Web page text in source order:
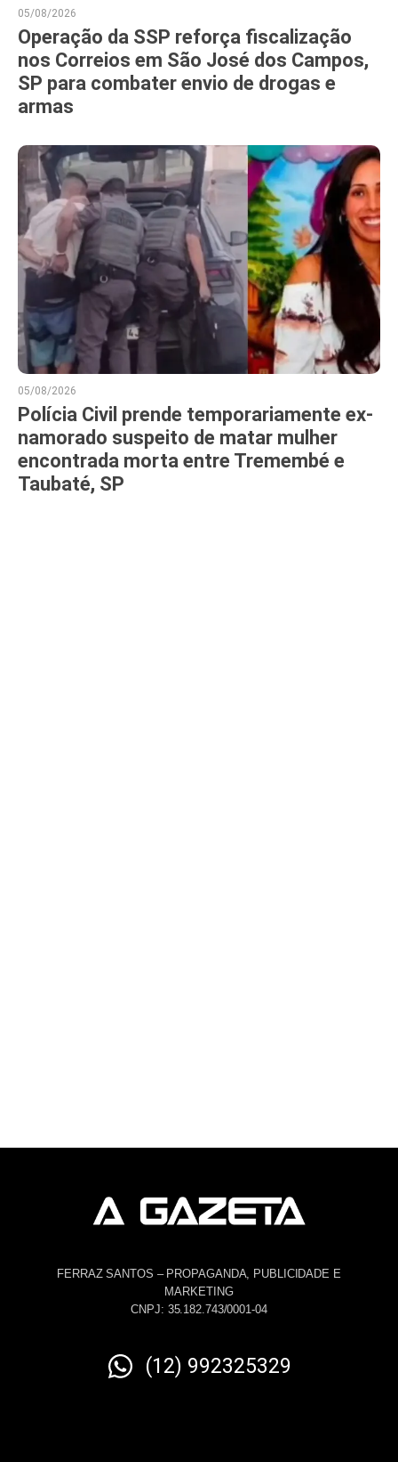
05/08/2026
Operação da SSP reforça fiscalização
nos Correios em São José dos Campos,
SP para combater envio de drogas e
armas
05/08/2026
Polícia Civil prende temporariamente ex-
namorado suspeito de matar mulher
encontrada morta entre Tremembé e
Taubaté, SP
FERRAZ SANTOS – PROPAGANDA, PUBLICIDADE E
MARKETING
CNPJ: 35.182.743/0001-04
(12) 992325329